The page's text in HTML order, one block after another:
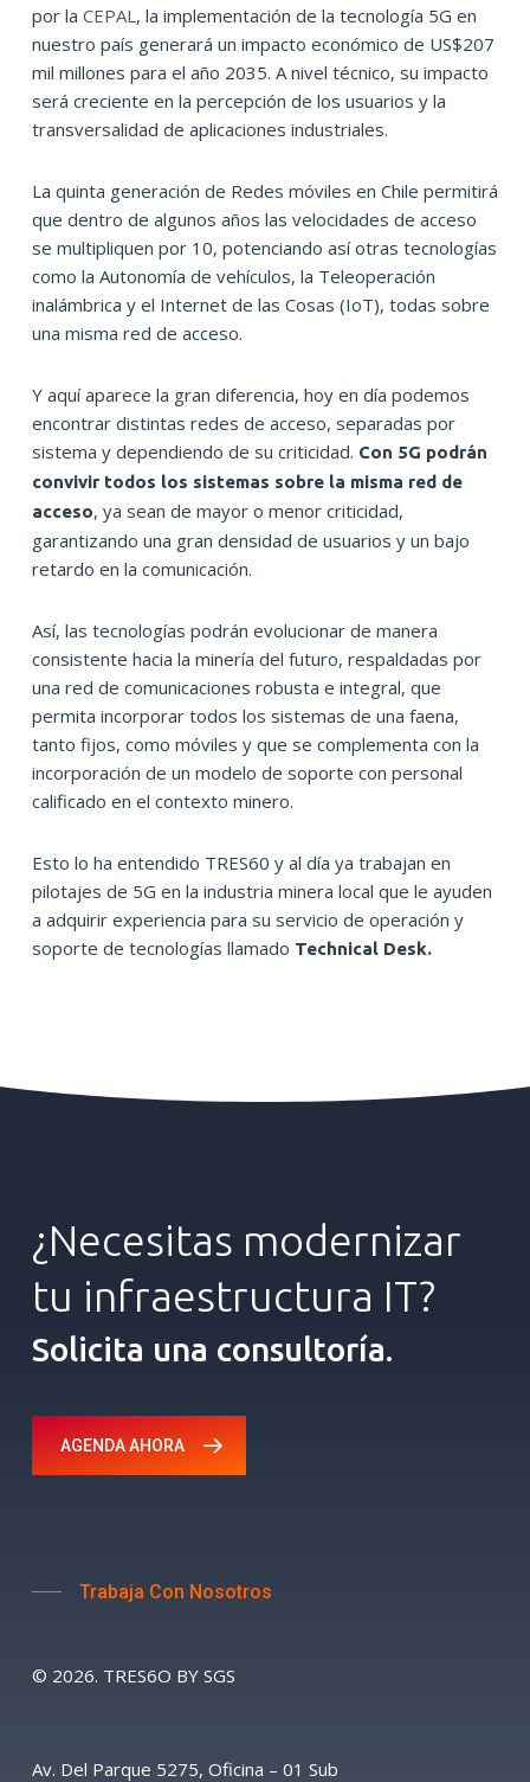
por la CEPAL, la implementación de la tecnología 5G en
nuestro país generará un impacto económico de US$207
mil millones para el año 2035. A nivel técnico, su impacto
será creciente en la percepción de los usuarios y la
transversalidad de aplicaciones industriales.
La quinta generación de Redes móviles en Chile permitirá
que dentro de algunos años las velocidades de acceso
se multipliquen por 10, potenciando así otras tecnologías
como la Autonomía de vehículos, la Teleoperación
inalámbrica y el Internet de las Cosas (IoT), todas sobre
una misma red de acceso.
Y aquí aparece la gran diferencia, hoy en día podemos
encontrar distintas redes de acceso, separadas por
sistema y dependiendo de su criticidad. Con 5G podrán
convivir todos los sistemas sobre la misma red de
acceso, ya sean de mayor o menor criticidad,
garantizando una gran densidad de usuarios y un bajo
retardo en la comunicación.
Así, las tecnologías podrán evolucionar de manera
consistente hacia la minería del futuro, respaldadas por
una red de comunicaciones robusta e integral, que
permita incorporar todos los sistemas de una faena,
tanto fijos, como móviles y que se complementa con la
incorporación de un modelo de soporte con personal
calificado en el contexto minero.
Esto lo ha entendido TRES60 y al día ya trabajan en
pilotajes de 5G en la industria minera local que le ayuden
a adquirir experiencia para su servicio de operación y
soporte de tecnologías llamado Technical Desk.
¿Necesitas modernizar
tu infraestructura IT?
Solicita una consultoría.
AGENDA AHORA
Trabaja Con Nosotros
© 2026. TRES6O BY SGS
Av. Del Parque 5275, Oficina – 01 Sub